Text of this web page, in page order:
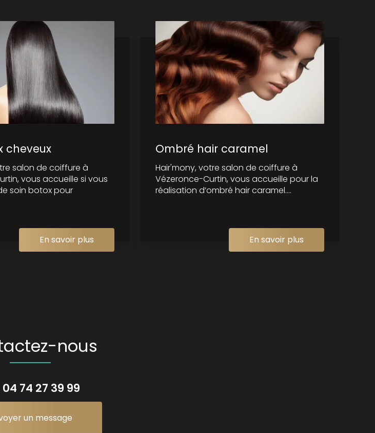
cheveux
salon de coiffure à
vous accueille si vous
soin botox pour
En savoir plus
Ombré hair caramel
Hair'mony, votre salon de coiffure à
Vézeronce-Curtin, vous accueille pour la
réalisation d’ombré hair caramel....
En savoir plus
nous
04 74 27 39 99
un message